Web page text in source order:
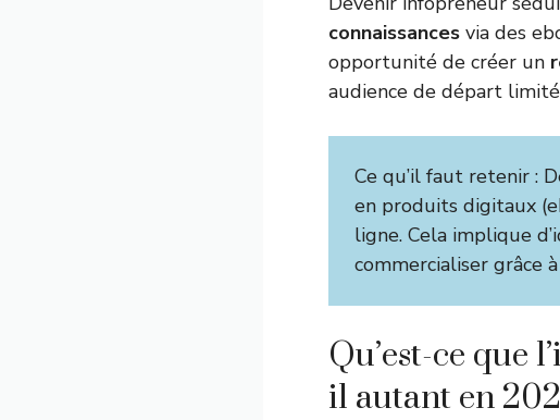
connaissances via des
opportunité de créer un
audience de départ
Ce qu’il faut retenir :
en produits digitaux
ligne. Cela implique
commercialiser grâce
Qu’est-ce que
il autant en